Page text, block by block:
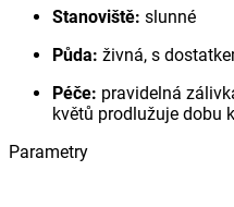
Stanoviště: slunné
Půda: živná, s
Péče: pravidelná
květů prodlužuje dobu
Parametry